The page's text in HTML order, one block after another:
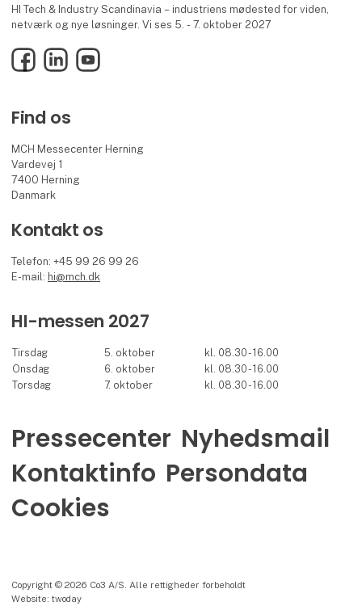
HI Tech & Industry Scandinavia – industriens mødested for viden,
netværk og nye løsninger. Vi ses 5. - 7. oktober 2027
FacebookLinkedInYouTube
Find os
MCH Messecenter Herning
Vardevej 1
7400 Herning
Danmark
Kontakt os
Telefon: +45 99 26 99 26
E-mail: hi@mch.dk
HI-messen 2027
Tirsdag 5. oktober
kl. 08.30 - 16.00
Onsdag
6. oktober
kl. 08.30 - 16.00
Torsdag
7. oktober kl. 08.30 - 16.00
Pressecenter Nyhedsmail
Kontaktinfo Persondata
Cookies
Copyright © 2026 Co3 A/S. Alle rettigheder forbeholdt
Website: twoday